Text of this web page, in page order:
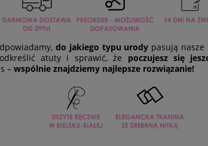
do jakiego typu urody pasują
atuty i sprawić, że poczujesz się
– wspólnie znajdziemy najlepsze rozwiązanie!